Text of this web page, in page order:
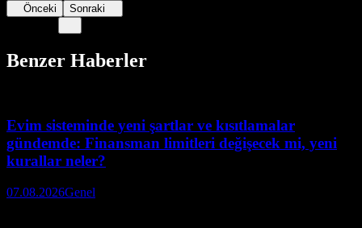
Önceki Sonraki
Benzer Haberler
Evim sisteminde yeni şartlar ve kısıtlamalar
gündemde: Finansman limitleri değişecek mi, yeni
kurallar neler?
07.08.2026Genel